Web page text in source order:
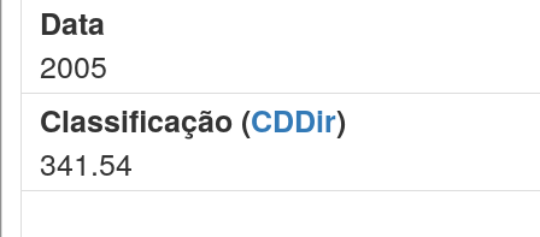
Data
2005
Classificação (CDDir)
341.54